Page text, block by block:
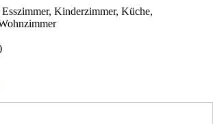
Kinderzimmer, Küche,